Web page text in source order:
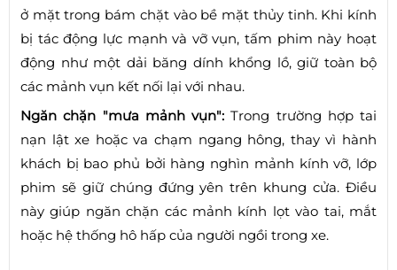
ở mặt trong bám chặt vào bề mặt thủy tinh. Khi kính
bị tác động lực mạnh và vỡ vụn, tấm phim này hoạt
động như một dải băng dính khổng lồ, giữ toàn bộ
các mảnh vụn kết nối lại với nhau.
Ngăn chặn "mưa mảnh vụn": Trong trường hợp tai
nạn lật xe hoặc va chạm ngang hông, thay vì hành
khách bị bao phủ bởi hàng nghìn mảnh kính vỡ, lớp
phim sẽ giữ chúng đứng yên trên khung cửa. Điều
này giúp ngăn chặn các mảnh kính lọt vào tai, mắt
hoặc hệ thống hô hấp của người ngồi trong xe.